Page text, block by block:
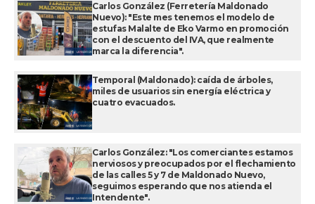
Carlos González (Ferretería Maldonado
Nuevo): "Este mes tenemos el modelo de
estufas Malalte de Eko Varmo en promoción
con el descuento del IVA, que realmente
marca la diferencia".
Temporal (Maldonado): caída de árboles,
miles de usuarios sin energía eléctrica y
cuatro evacuados.
Carlos González: "Los comerciantes estamos
nerviosos y preocupados por el flechamiento
de las calles 5 y 7 de Maldonado Nuevo,
seguimos esperando que nos atienda el
Intendente".